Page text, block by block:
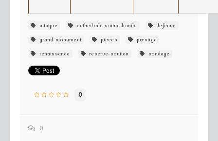
attaque cathedrale-sainte-basile
defense
grand-monument
pieces
prestige
renaissance
reserve-soutien sondage
0
0